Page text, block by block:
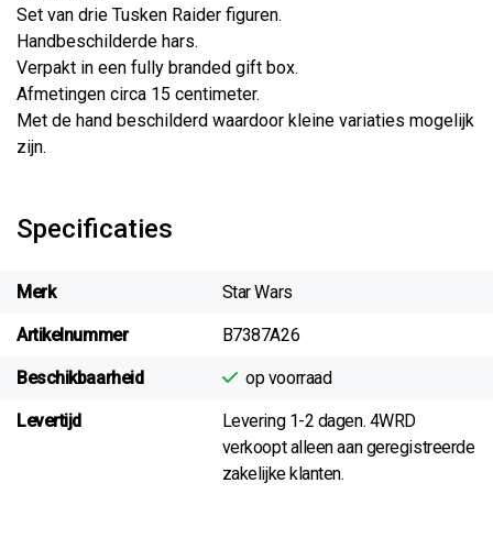
Set van drie Tusken Raider figuren.
Handbeschilderde hars.
Verpakt in een fully branded gift box.
Afmetingen circa 15 centimeter.
Met de hand beschilderd waardoor kleine variaties mogelijk
zijn.
Specificaties
Merk Star Wars
Artikelnummer B7387A26
Beschikbaarheid op voorraad
Levertijd
Levering 1-2 dagen. 4WRD
verkoopt alleen aan geregistreerde
zakelijke klanten.